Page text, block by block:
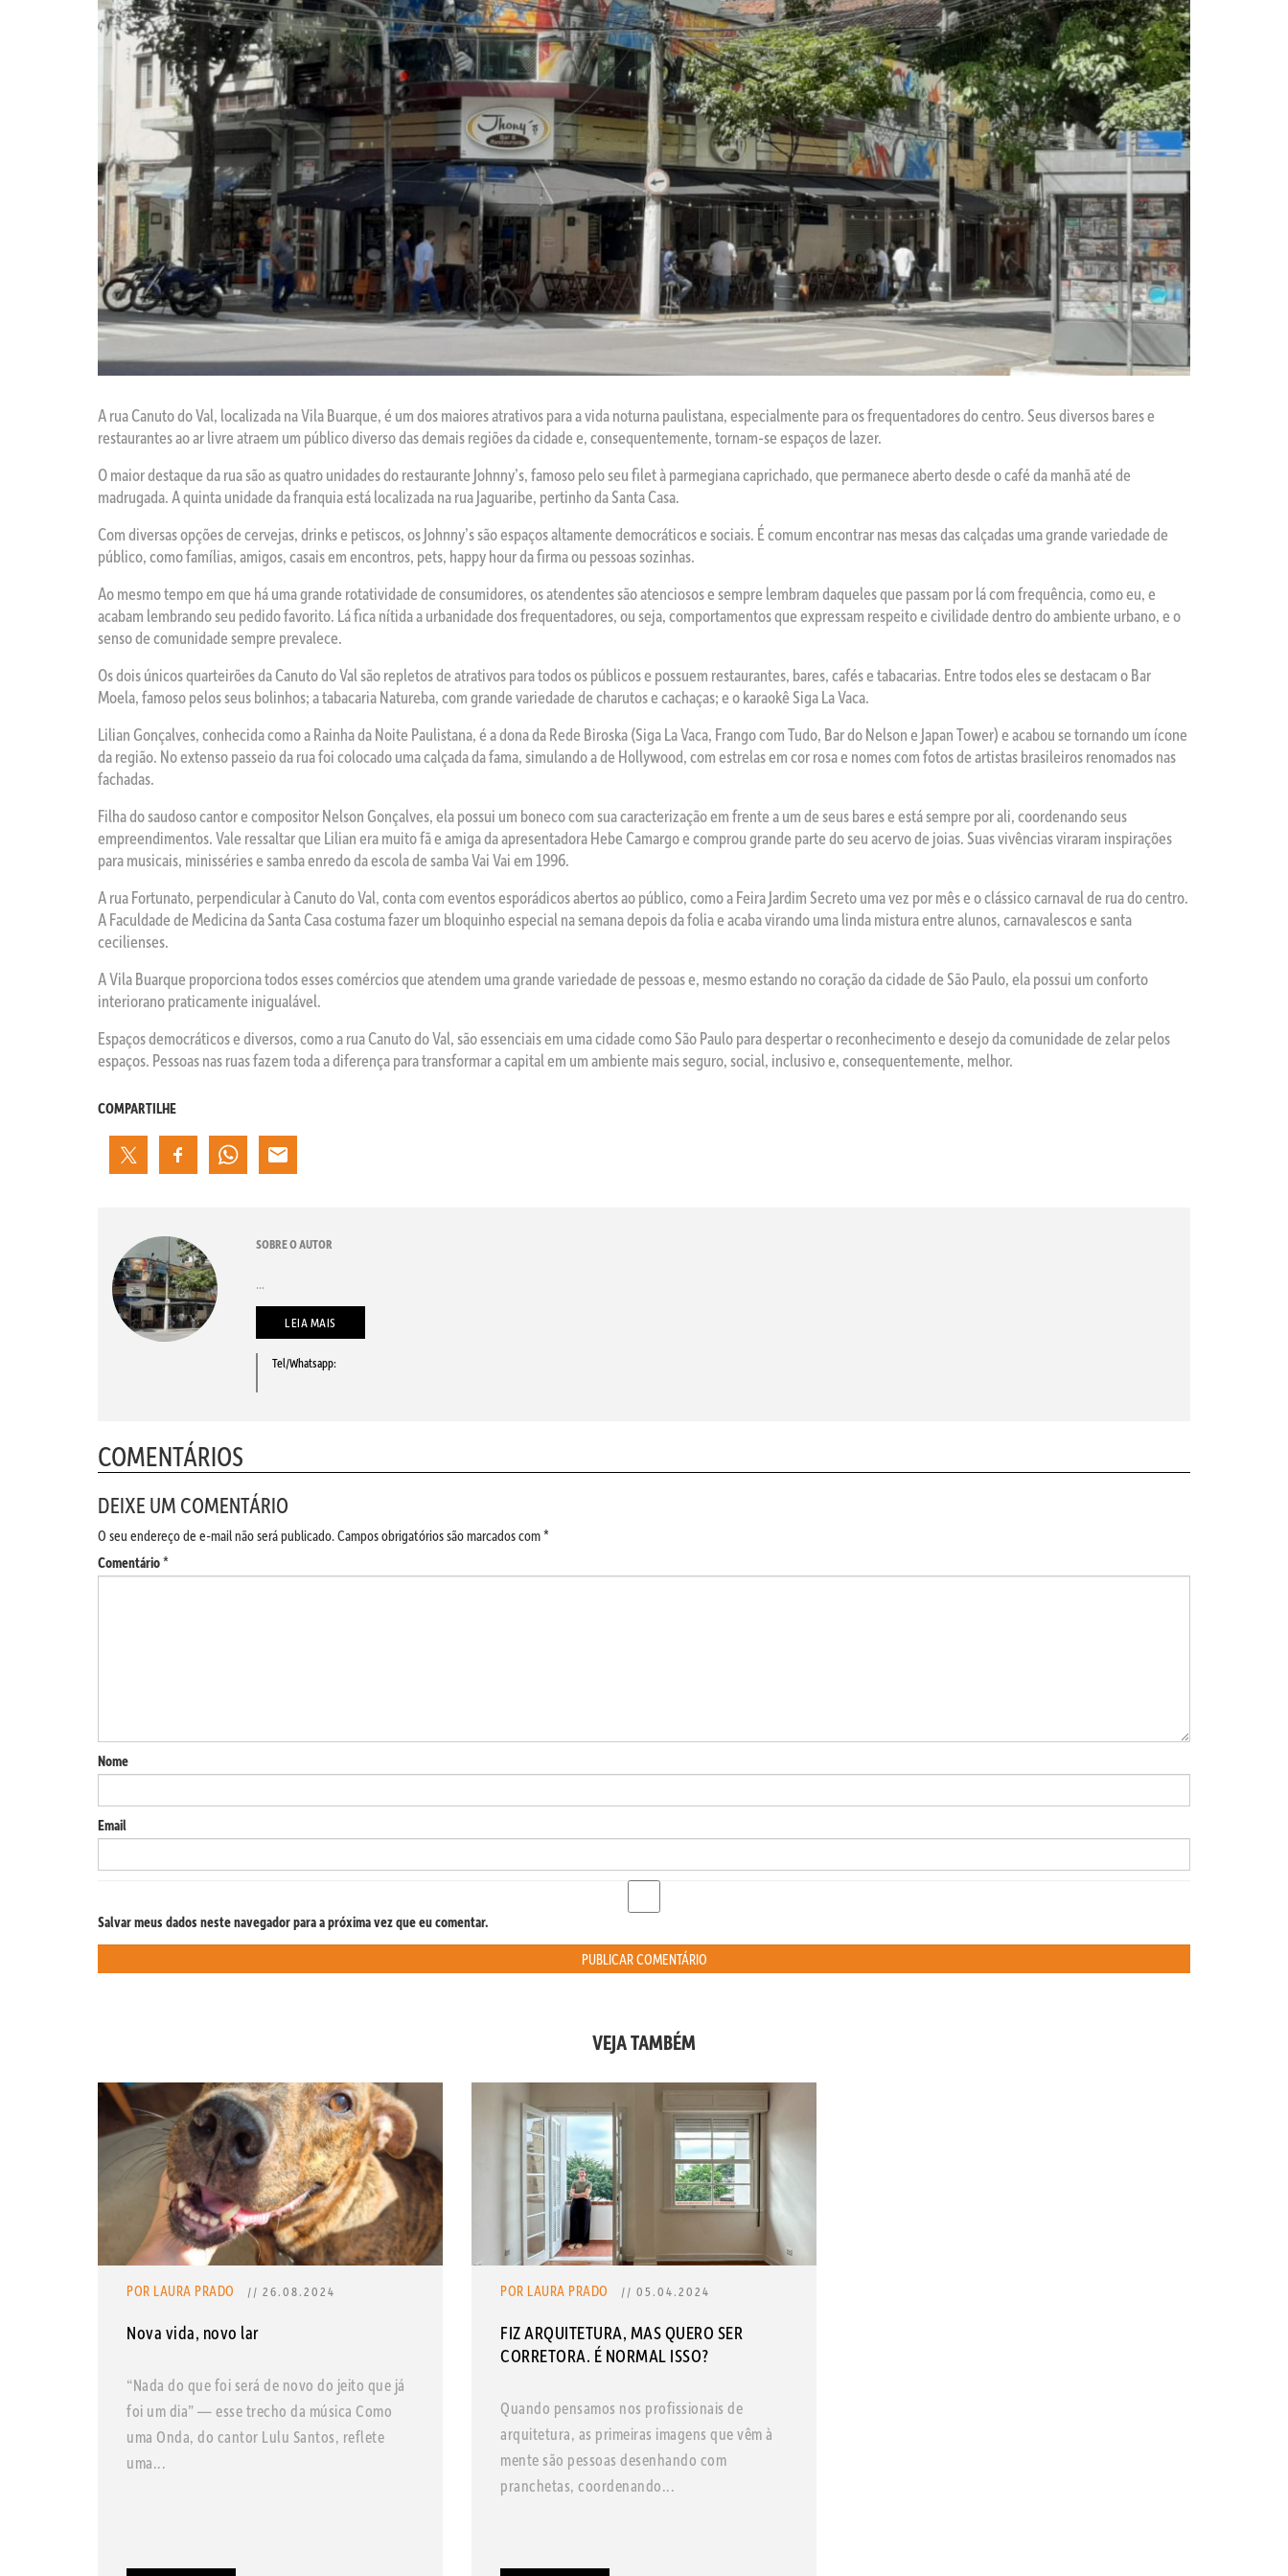
A rua Canuto do Val, localizada na Vila Buarque, é um dos maiores atrativos para a vida noturna paulistana, especialmente para os frequentadores do centro. Seus diversos bares e
restaurantes ao ar livre atraem um público diverso das demais regiões da cidade e, consequentemente, tornam-se espaços de lazer.
O maior destaque da rua são as quatro unidades do restaurante Johnny’s, famoso pelo seu filet à parmegiana caprichado, que permanece aberto desde o café da manhã até de
madrugada. A quinta unidade da franquia está localizada na rua Jaguaribe, pertinho da Santa Casa.
Com diversas opções de cervejas, drinks e petiscos, os Johnny’s são espaços altamente democráticos e sociais. É comum encontrar nas mesas das calçadas uma grande variedade de
público, como famílias, amigos, casais em encontros, pets, happy hour da firma ou pessoas sozinhas.
Ao mesmo tempo em que há uma grande rotatividade de consumidores, os atendentes são atenciosos e sempre lembram daqueles que passam por lá com frequência, como eu, e
acabam lembrando seu pedido favorito. Lá fica nítida a urbanidade dos frequentadores, ou seja, comportamentos que expressam respeito e civilidade dentro do ambiente urbano, e o
senso de comunidade sempre prevalece.
Os dois únicos quarteirões da Canuto do Val são repletos de atrativos para todos os públicos e possuem restaurantes, bares, cafés e tabacarias. Entre todos eles se destacam o Bar
Moela, famoso pelos seus bolinhos; a tabacaria Natureba, com grande variedade de charutos e cachaças; e o karaokê Siga La Vaca.
Lilian Gonçalves, conhecida como a Rainha da Noite Paulistana, é a dona da Rede Biroska (Siga La Vaca, Frango com Tudo, Bar do Nelson e Japan Tower) e acabou se tornando um ícone
da região. No extenso passeio da rua foi colocado uma calçada da fama, simulando a de Hollywood, com estrelas em cor rosa e nomes com fotos de artistas brasileiros renomados nas
fachadas.
Filha do saudoso cantor e compositor Nelson Gonçalves, ela possui um boneco com sua caracterização em frente a um de seus bares e está sempre por ali, coordenando seus
empreendimentos. Vale ressaltar que Lilian era muito fã e amiga da apresentadora Hebe Camargo e comprou grande parte do seu acervo de joias. Suas vivências viraram inspirações
para musicais, minisséries e samba enredo da escola de samba Vai Vai em 1996.
A rua Fortunato, perpendicular à Canuto do Val, conta com eventos esporádicos abertos ao público, como a Feira Jardim Secreto uma vez por mês e o clássico carnaval de rua do centro.
A Faculdade de Medicina da Santa Casa costuma fazer um bloquinho especial na semana depois da folia e acaba virando uma linda mistura entre alunos, carnavalescos e santa
cecilienses.
A Vila Buarque proporciona todos esses comércios que atendem uma grande variedade de pessoas e, mesmo estando no coração da cidade de São Paulo, ela possui um conforto
interiorano praticamente inigualável.
Espaços democráticos e diversos, como a rua Canuto do Val, são essenciais em uma cidade como São Paulo para despertar o reconhecimento e desejo da comunidade de zelar pelos
espaços. Pessoas nas ruas fazem toda a diferença para transformar a capital em um ambiente mais seguro, social, inclusivo e, consequentemente, melhor.
COMPARTILHE
SOBRE O AUTOR
...
LEIA MAIS
Tel/Whatsapp:
COMENTÁRIOS
DEIXE UM COMENTÁRIO
O seu endereço de e-mail não será publicado.Campos obrigatórios são marcados com*
Comentário*
Nome
Email
Salvar meus dados neste navegador para a próxima vez que eu comentar.
VEJA TAMBÉM
POR LAURA PRADO // 26.08.2024
Nova vida, novo lar
“Nada do que foi será de novo do jeito que já
foi um dia” — esse trecho da música Como
uma Onda, do cantor Lulu Santos, reflete
uma...
POR LAURA PRADO // 05.04.2024
FIZ ARQUITETURA, MAS QUERO SER
CORRETORA. É NORMAL ISSO?
Quando pensamos nos profissionais de
arquitetura, as primeiras imagens que vêm à
mente são pessoas desenhando com
pranchetas, coordenando...